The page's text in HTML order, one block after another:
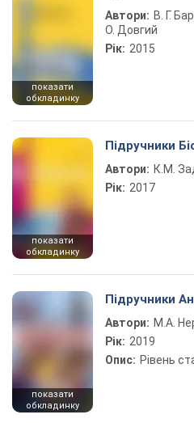
показати
обкладинку
Автори: В. Г.
О. Довгий
Рік: 2015
показати
обкладинку
Підручники
Автори: К.М.
Рік: 2017
показати
обкладинку
Підручники
Автори: М.А.
Рік: 2019
Опис: Рівень